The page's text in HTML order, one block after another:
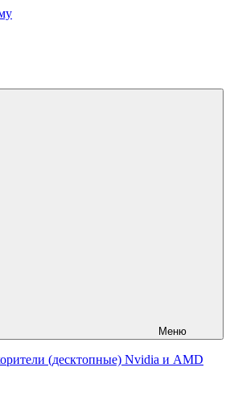
Меню
(десктопные) Nvidia и AMD